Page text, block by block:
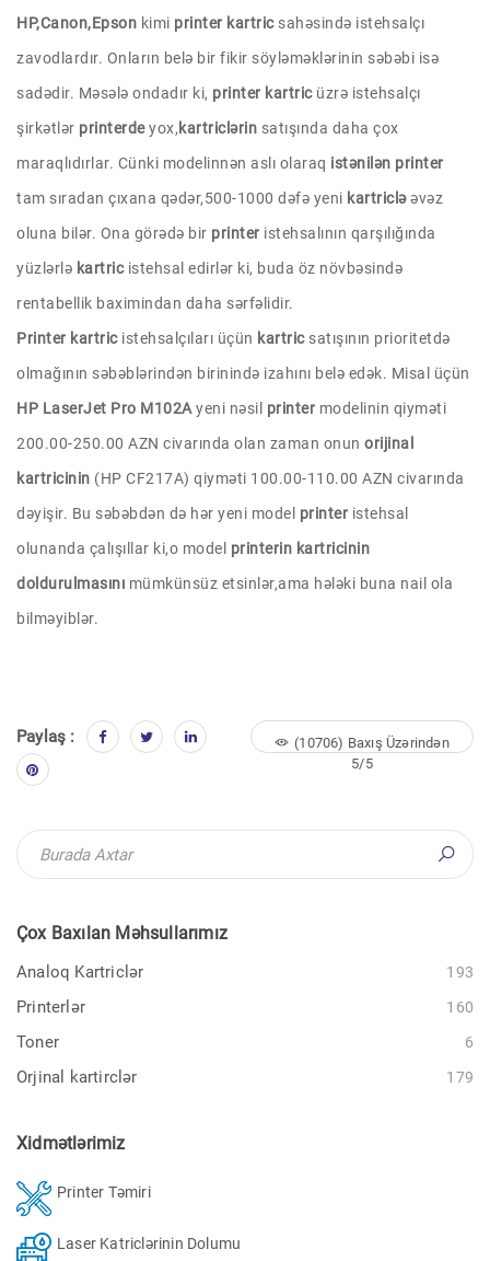
HP,Canon,Epson kimi printer kartricsahəsində istehsalçı
zavodlardır. Onların belə bir fikir söyləməklərinin səbəbi isə
sadədir. Məsələ ondadır ki, printer kartricüzrə istehsalçı
şirkətlər printerdeyox,kartriclərin satışında daha çox
maraqlıdırlar. Cünki modelinnən aslı olaraq istənilən printer
tam sıradan çıxana qədər,500-1000 dəfə yeni kartricləəvəz
oluna bilər. Ona görədə bir printer istehsalının qarşılığında
yüzlərlə kartricistehsal edirlər ki, buda öz növbəsində
rentabellik baximindan daha sərfəlidir.
Printer kartricistehsalçıları üçün kartricsatışının prioritetdə
olmağının səbəblərindən birinində izahını belə edək. Misal üçün
HP LaserJet Pro M102Ayeni nəsil printer modelinin qiyməti
200.00-250.00 AZN civarında olan zaman onun orijinal
kartricinin (HP CF217A) qiyməti 100.00-110.00 AZN civarında
dəyişir. Bu səbəbdən də hər yeni model printer istehsal
olunanda çalışıllar ki,o model printerin kartricinin
doldurulmasını mümkünsüz etsinlər,ama hələki buna nail ola
bilməyiblər.
Paylaş :
(10706) Baxış Üzərindən
5/5
Çox Baxılan Məhsullarımız
Analoq Kartriclər 193
Printerlər 160
Toner 6
Orjinal kartirclər 179
Xidmətlərimiz
Printer Təmiri
Laser Katriclərinin Dolumu